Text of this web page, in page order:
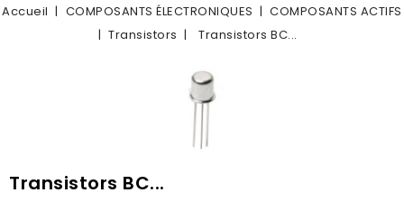
Accueil COMPOSANTS ÉLECTRONIQUES
COMPOSANTS ACTIFS
Transistors
Transistors BC...
Transistors BC...